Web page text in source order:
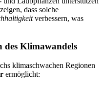
dass solche
verbessern, was
des Klimawandels
klimaschwachen Regionen
ermöglicht: